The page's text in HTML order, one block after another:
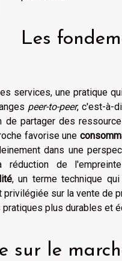
Les
services, une pratique
peer-to-peer, c'est-à-
partager des
favorise une
dans une
réduction de
, un terme technique
sur la vente de
plus durables et
sur le